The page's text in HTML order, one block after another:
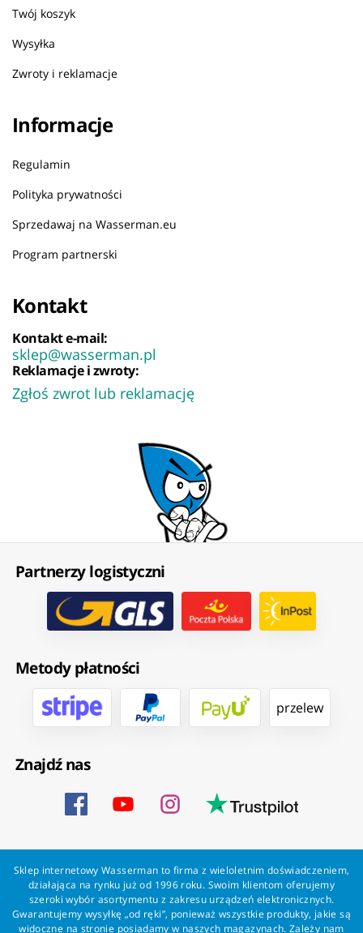
Twój koszyk
Wysyłka
Zwroty i reklamacje
Informacje
Regulamin
Polityka prywatności
Sprzedawaj na Wasserman.eu
Program partnerski
Kontakt
Kontakt e-mail:
sklep@wasserman.pl
Reklamacje i zwroty:
Zgłoś zwrot lub reklamację
Partnerzy logistyczni
Metody płatności
przelew
Znajdź nas
Sklep internetowy Wasserman to firma z wieloletnim doświadczeniem,
działająca na rynku już od 1996 roku. Swoim klientom oferujemy
szeroki wybór asortymentu z zakresu urządzeń elektronicznych.
Gwarantujemy wysyłkę „od ręki”, ponieważ wszystkie produkty, jakie są
widoczne na stronie posiadamy w naszych magazynach. Zależy nam